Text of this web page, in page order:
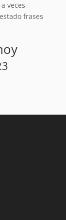
veces,
frases